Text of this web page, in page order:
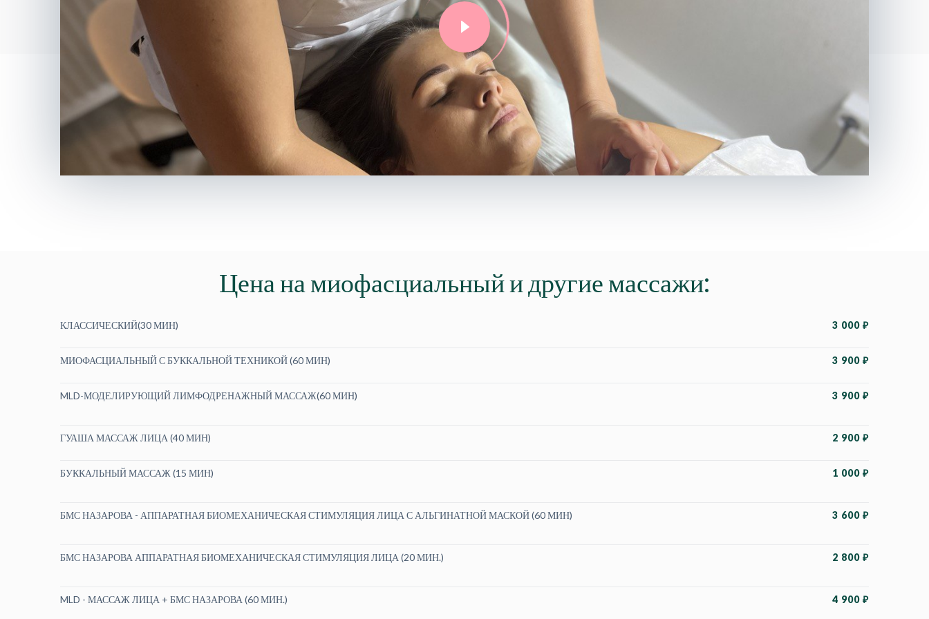
Цена на миофасциальный и другие массажи:
КЛАССИЧЕСКИЙ(30 МИН) 3 000 ₽
МИОФАСЦИАЛЬНЫЙ С БУККАЛЬНОЙ ТЕХНИКОЙ (60 МИН) 3 900 ₽
MLD-МОДЕЛИРУЮЩИЙ ЛИМФОДРЕНАЖНЫЙ МАССАЖ(60 МИН) 3 900 ₽
ГУАША МАССАЖ ЛИЦА (40 МИН) 2 900 ₽
БУККАЛЬНЫЙ МАССАЖ (15 МИН) 1 000 ₽
БМС НАЗАРОВА - АППАРАТНАЯ БИОМЕХАНИЧЕСКАЯ СТИМУЛЯЦИЯ ЛИЦА С АЛЬГИНАТНОЙ МАСКОЙ (60 МИН) 3 600 ₽
⁠БМС НАЗАРОВА АППАРАТНАЯ БИОМЕХАНИЧЕСКАЯ СТИМУЛЯЦИЯ ЛИЦА (20 МИН.) 2 800 ₽
MLD - МАССАЖ ЛИЦА + БМС НАЗАРОВА (60 МИН.) 4 900 ₽